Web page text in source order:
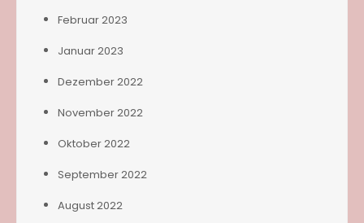
Februar 2023
Januar 2023
Dezember 2022
November 2022
Oktober 2022
September 2022
August 2022